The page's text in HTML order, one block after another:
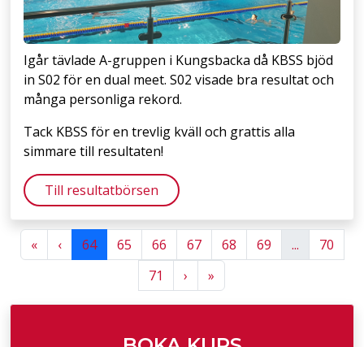
Igår tävlade A-gruppen i Kungsbacka då KBSS bjöd
in S02 för en dual meet. S02 visade bra resultat och
många personliga rekord.
Tack KBSS för en trevlig kväll och grattis alla
simmare till resultaten!
Till resultatbörsen
«Previous
‹Previous
64 65 66 67 68 69 ...
70
71
› Next
»